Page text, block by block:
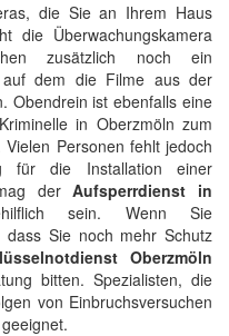
die Sie an Ihrem Haus
die Überwachungskamera
zusätzlich noch ein
auf dem die Filme aus der
Obendrein ist ebenfalls eine
in Oberzmöln zum
Personen fehlt jedoch
für die Installation einer
derAufsperrdienst in
sein. Wenn Sie
Sie noch mehr Schutz
Oberzmöln
bitten. Spezialisten, die
von Einbruchsversuchen